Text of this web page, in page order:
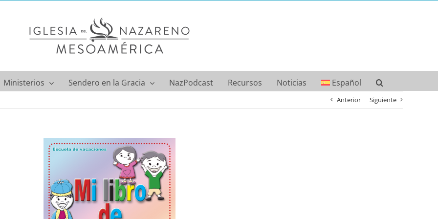
Ministerios Sendero en la Gracia NazPodcast Recursos Noticias Español
Anterior Siguiente